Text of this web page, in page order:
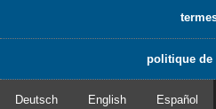
politique de
Deutsch English Español